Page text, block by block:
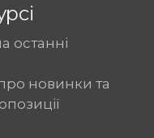
останні
новинки та